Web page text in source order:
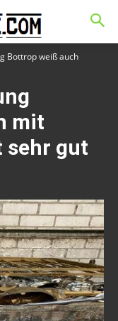
Bottrop weiß auch
mit
sehr gut